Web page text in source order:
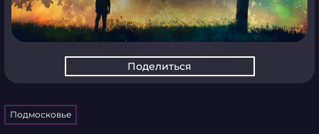
Поделиться
Подмосковье